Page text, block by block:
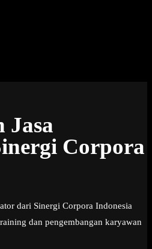
Jasa
Corpora
dari Sinergi Corpora Indonesia
dan pengembangan karyawan